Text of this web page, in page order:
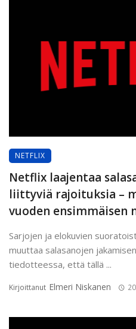
NETFLIX
Netflix laajentaa
liittyviä rajoituksia –
vuoden ensimmäisen
Sarjojen ja elokuvien
muuttaa salasanojen
tiedotteessa, että tällä ...
Kirjoittanut Elmeri Niskanen